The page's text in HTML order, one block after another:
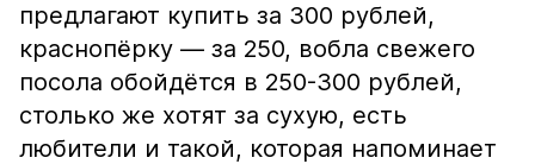
предлагают купить за 300 рублей,
краснопёрку — за 250, вобла свежего
посола обойдётся в 250-300 рублей,
столько же хотят за сухую, есть
любители и такой, которая напоминает